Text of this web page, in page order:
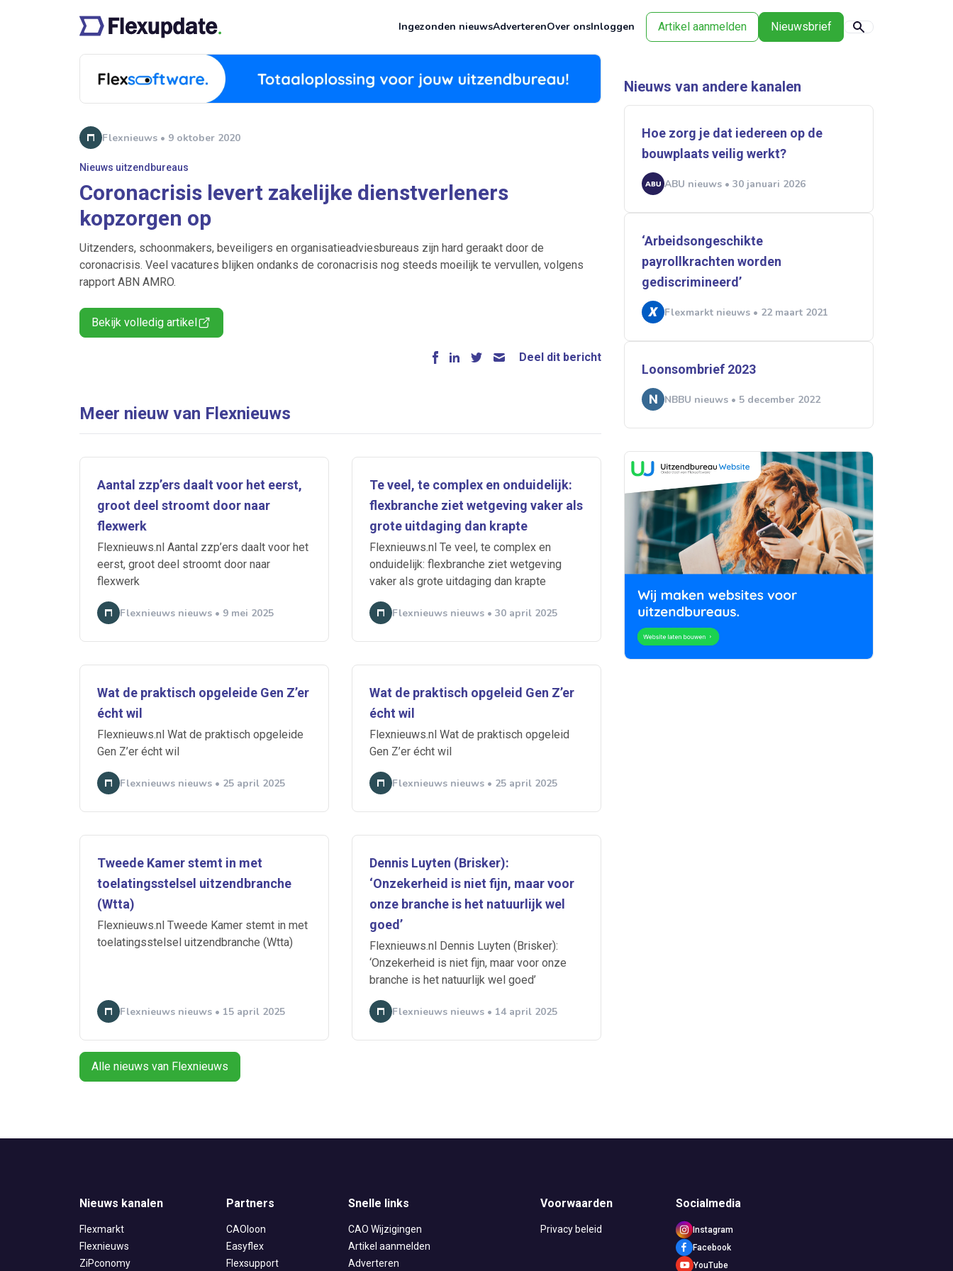
Ingezonden nieuwsAdverterenOver onsInloggen Artikel aanmelden Nieuwsbrief
Flexnieuws • 9 oktober 2020
Nieuws uitzendbureaus
Coronacrisis levert zakelijke dienstverleners
kopzorgen op
Uitzenders, schoonmakers, beveiligers en organisatieadviesbureaus zijn hard geraakt door de
coronacrisis. Veel vacatures blijken ondanks de coronacrisis nog steeds moeilijk te vervullen, volgens
rapport ABN AMRO.
Bekijk volledig artikel
Deel dit bericht
Meer nieuw van Flexnieuws
Aantal zzp’ers daalt voor het eerst,
groot deel stroomt door naar
flexwerk
Flexnieuws.nl Aantal zzp’ers daalt voor het
eerst, groot deel stroomt door naar
flexwerk
Flexnieuws nieuws • 9 mei 2025
Te veel, te complex en onduidelijk:
flexbranche ziet wetgeving vaker als
grote uitdaging dan krapte
Flexnieuws.nl Te veel, te complex en
onduidelijk: flexbranche ziet wetgeving
vaker als grote uitdaging dan krapte
Flexnieuws nieuws • 30 april 2025
Wat de praktisch opgeleide Gen Z’er
écht wil
Flexnieuws.nl Wat de praktisch opgeleide
Gen Z’er écht wil
Flexnieuws nieuws • 25 april 2025
Wat de praktisch opgeleid Gen Z’er
écht wil
Flexnieuws.nl Wat de praktisch opgeleid
Gen Z’er écht wil
Flexnieuws nieuws • 25 april 2025
Tweede Kamer stemt in met
toelatingsstelsel uitzendbranche
(Wtta)
Flexnieuws.nl Tweede Kamer stemt in met
toelatingsstelsel uitzendbranche (Wtta)
Flexnieuws nieuws • 15 april 2025
Dennis Luyten (Brisker):
‘Onzekerheid is niet fijn, maar voor
onze branche is het natuurlijk wel
goed’
Flexnieuws.nl Dennis Luyten (Brisker):
‘Onzekerheid is niet fijn, maar voor onze
branche is het natuurlijk wel goed’
Flexnieuws nieuws • 14 april 2025
Alle nieuws van Flexnieuws
Nieuws van andere kanalen
Hoe zorg je dat iedereen op de
bouwplaats veilig werkt?
ABU nieuws • 30 januari 2026
‘Arbeidsongeschikte
payrollkrachten worden
gediscrimineerd’
Flexmarkt nieuws • 22 maart 2021
Loonsombrief 2023
NBBU nieuws • 5 december 2022
Ontvang vacatures direct in je mailbox
Alerts ontvangen
Nieuws kanalen
Flexmarkt
Flexnieuws
ZiPconomy
Partners
CAOloon
Easyflex
Flexsupport
Snelle links
CAO Wijzigingen
Artikel aanmelden
Adverteren
Voorwaarden
Privacy beleid
Socialmedia
Instagram
Facebook
YouTube
Alles Ingezonden Bureau Cicero Doorzaam Flexmarkt Flexnieuws